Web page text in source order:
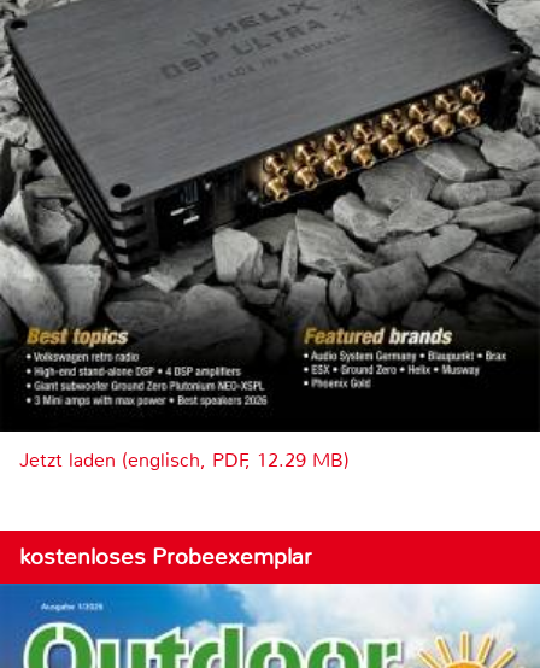
Jetzt laden (englisch, PDF, 12.29 MB)
kostenloses Probeexemplar